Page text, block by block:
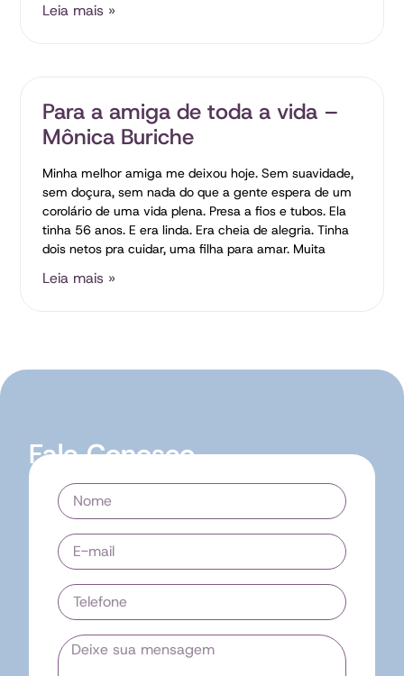
Leia mais »
Para a amiga de toda a vida –
Mônica Buriche
Minha melhor amiga me deixou hoje. Sem suavidade,
sem doçura, sem nada do que a gente espera de um
corolário de uma vida plena. Presa a fios e tubos. Ela
tinha 56 anos. E era linda. Era cheia de alegria. Tinha
dois netos pra cuidar, uma filha para amar. Muita
Leia mais »
Fale Conosco